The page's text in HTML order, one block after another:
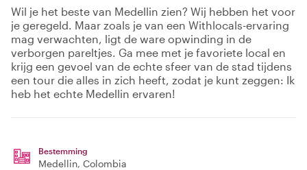
Wil je het beste van Medellin zien? Wij hebben het voor
je geregeld. Maar zoals je van een Withlocals-ervaring
mag verwachten, ligt de ware opwinding in de
verborgen pareltjes. Ga mee met je favoriete local en
krijg een gevoel van de echte sfeer van de stad tijdens
een tour die alles in zich heeft, zodat je kunt zeggen: Ik
heb het echte Medellin ervaren!
Bestemming
Medellin, Colombia